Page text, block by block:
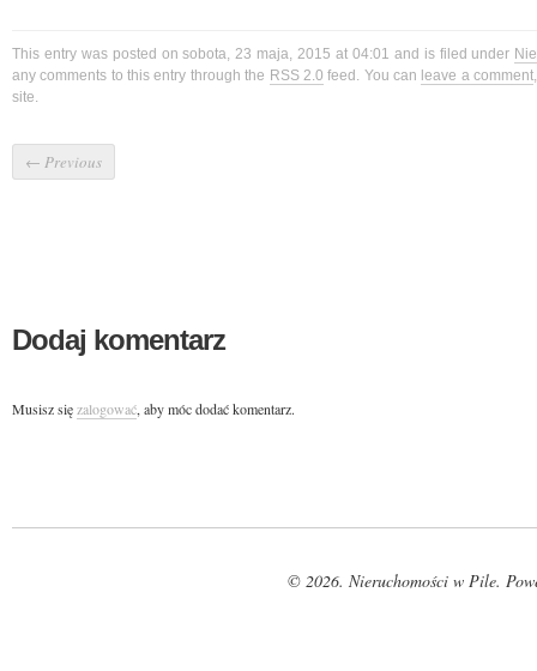
This entry was posted on sobota, 23 maja, 2015 at 04:01 and is filed under
any comments to this entry through the RSS 2.0 feed. You can leave a comment
site.
← Previous
Dodaj komentarz
Musisz sięzalogować, aby móc dodać komentarz.
© 2026. Nieruchomości w Pile.